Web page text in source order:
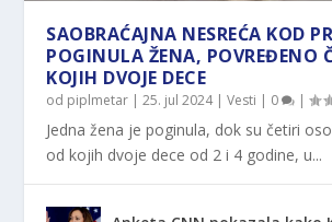
SAOBRAĆAJNA NESREĆA KOD
POGINULA ŽENA, POVREĐENO
KOJIH DVOJE DECE
od piplmetar |25. jul 2024|Vesti | 0 |
Jedna žena je poginula, dok su četiri
od kojih dvoje dece od 2 i 4 godine, u...